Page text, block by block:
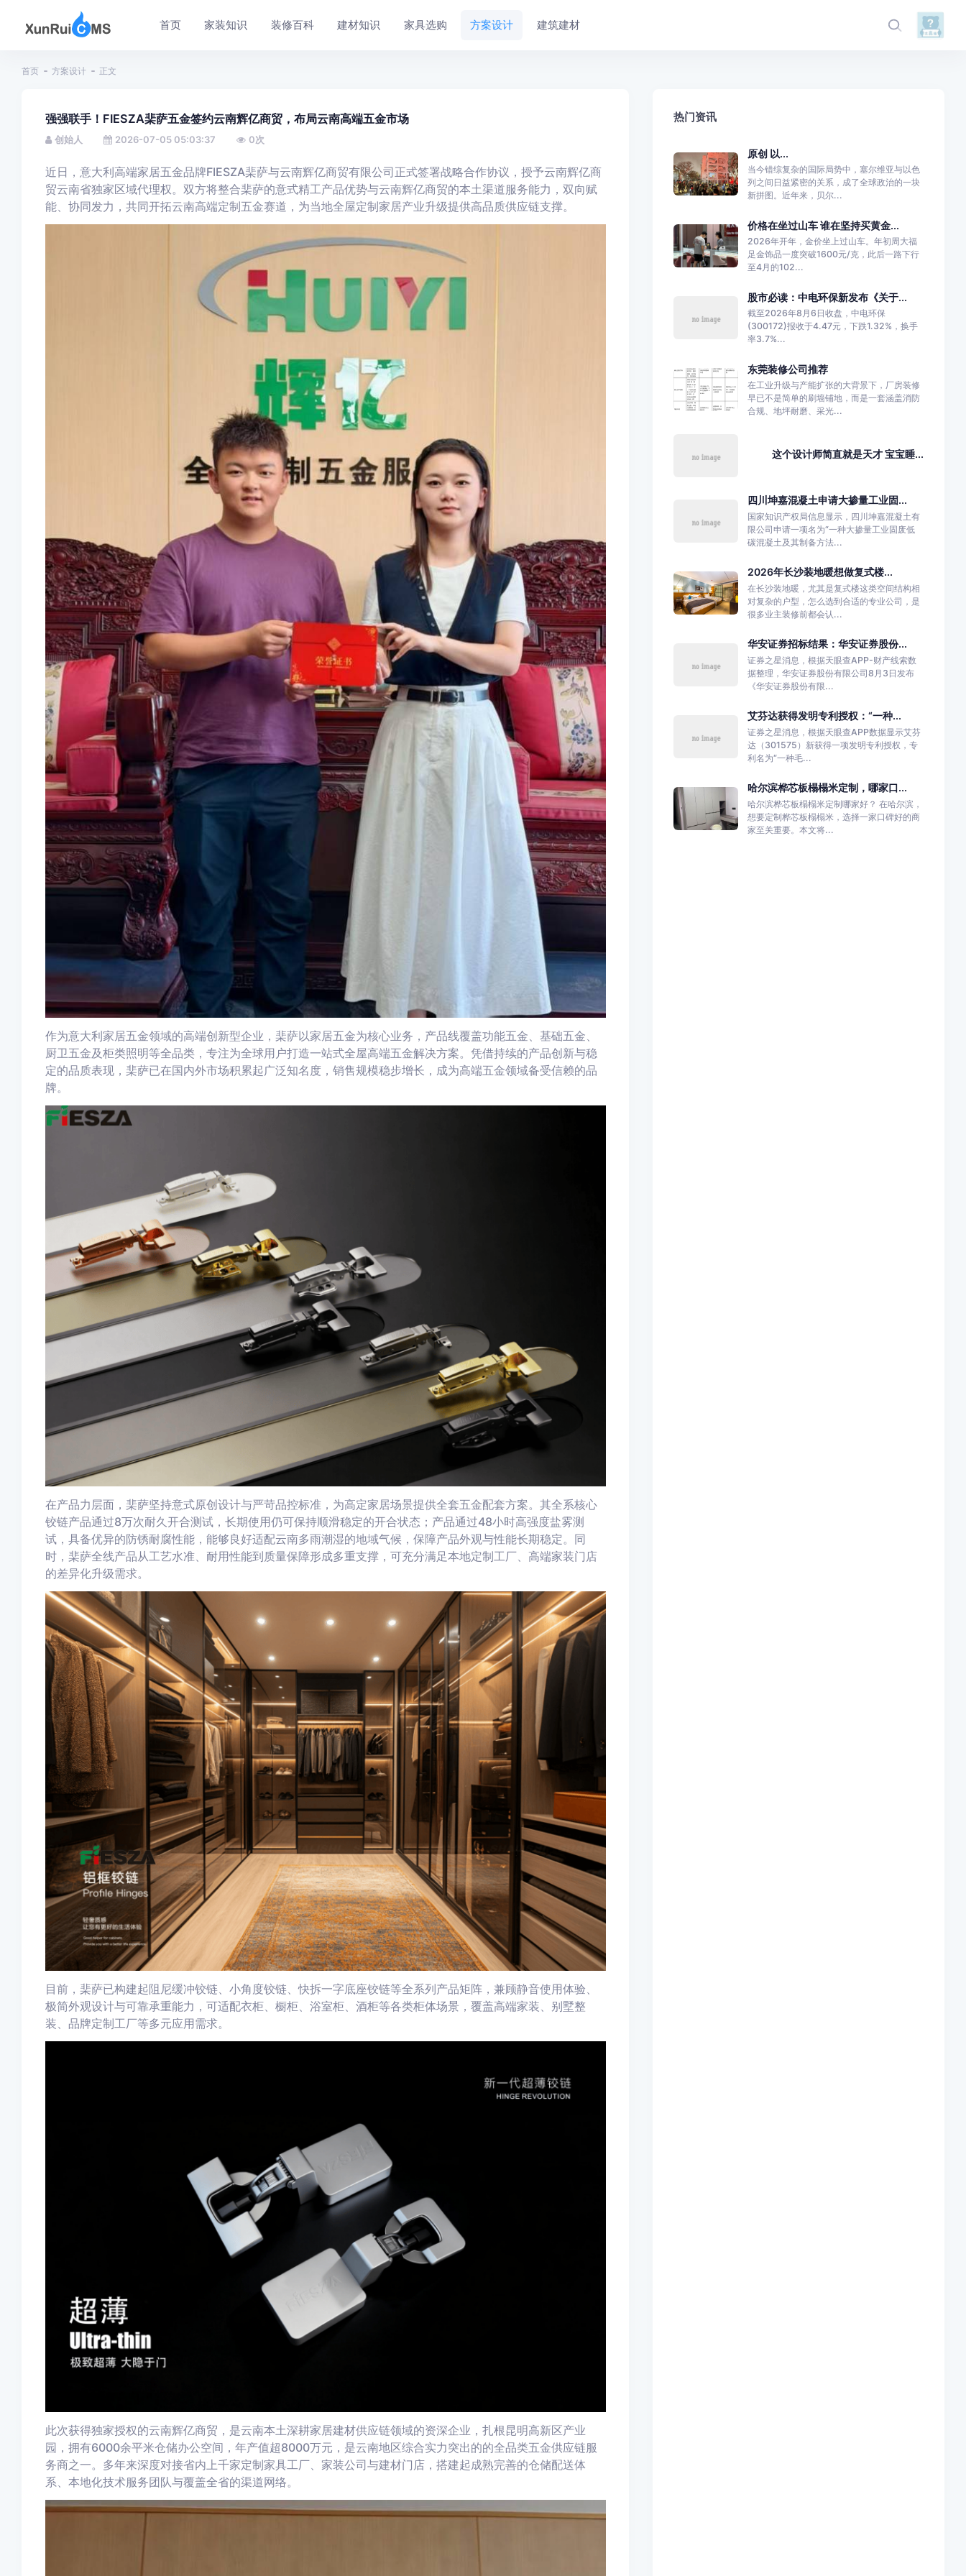
首页 家装知识 装修百科 建材知识 家具选购 方案设计 建筑建材
首页 方案设计 正文
强强联手！FIESZA棐萨五金签约云南辉亿商贸，布局云南高端五金市场
创始人 2026-07-05 05:03:37 0次
近日，意大利高端家居五金品牌FIESZA棐萨与云南辉亿商贸有限公司正式签署战略合作协议，授予云南辉亿商
贸云南省独家区域代理权。双方将整合棐萨的意式精工产品优势与云南辉亿商贸的本土渠道服务能力，双向赋
能、协同发力，共同开拓云南高端定制五金赛道，为当地全屋定制家居产业升级提供高品质供应链支撑。
作为意大利家居五金领域的高端创新型企业，棐萨以家居五金为核心业务，产品线覆盖功能五金、基础五金、
厨卫五金及柜类照明等全品类，专注为全球用户打造一站式全屋高端五金解决方案。凭借持续的产品创新与稳
定的品质表现，棐萨已在国内外市场积累起广泛知名度，销售规模稳步增长，成为高端五金领域备受信赖的品
牌。
在产品力层面，棐萨坚持意式原创设计与严苛品控标准，为高定家居场景提供全套五金配套方案。其全系核心
铰链产品通过8万次耐久开合测试，长期使用仍可保持顺滑稳定的开合状态；产品通过48小时高强度盐雾测
试，具备优异的防锈耐腐性能，能够良好适配云南多雨潮湿的地域气候，保障产品外观与性能长期稳定。同
时，棐萨全线产品从工艺水准、耐用性能到质量保障形成多重支撑，可充分满足本地定制工厂、高端家装门店
的差异化升级需求。
目前，棐萨已构建起阻尼缓冲铰链、小角度铰链、快拆一字底座铰链等全系列产品矩阵，兼顾静音使用体验、
极简外观设计与可靠承重能力，可适配衣柜、橱柜、浴室柜、酒柜等各类柜体场景，覆盖高端家装、别墅整
装、品牌定制工厂等多元应用需求。
此次获得独家授权的云南辉亿商贸，是云南本土深耕家居建材供应链领域的资深企业，扎根昆明高新区产业
园，拥有6000余平米仓储办公空间，年产值超8000万元，是云南地区综合实力突出的的全品类五金供应链服
务商之一。多年来深度对接省内上千家定制家具工厂、家装公司与建材门店，搭建起成熟完善的仓储配送体
系、本地化技术服务团队与覆盖全省的渠道网络。
热门资讯
原创 以...
当今错综复杂的国际局势中，塞尔维亚与以色
列之间日益紧密的关系，成了全球政治的一块
新拼图。近年来，贝尔...
价格在坐过山车 谁在坚持买黄金...
2026年开年，金价坐上过山车。年初周大福
足金饰品一度突破1600元/克，此后一路下行
至4月的102...
股市必读：中电环保新发布《关于...
截至2026年8月6日收盘，中电环保
(300172)报收于4.47元，下跌1.32%，换手
率3.7%...
东莞装修公司推荐
在工业升级与产能扩张的大背景下，厂房装修
早已不是简单的刷墙铺地，而是一套涵盖消防
合规、地坪耐磨、采光...
这个设计师简直就是天才 宝宝睡...
四川坤嘉混凝土申请大掺量工业固...
国家知识产权局信息显示，四川坤嘉混凝土有
限公司申请一项名为“一种大掺量工业固废低
碳混凝土及其制备方法...
2026年长沙装地暖想做复式楼...
在长沙装地暖，尤其是复式楼这类空间结构相
对复杂的户型，怎么选到合适的专业公司，是
很多业主装修前都会认...
华安证券招标结果：华安证券股份...
证券之星消息，根据天眼查APP-财产线索数
据整理，华安证券股份有限公司8月3日发布
《华安证券股份有限...
艾芬达获得发明专利授权：“一种...
证券之星消息，根据天眼查APP数据显示艾芬
达（301575）新获得一项发明专利授权，专
利名为“一种毛...
哈尔滨桦芯板榻榻米定制，哪家口...
哈尔滨桦芯板榻榻米定制哪家好？ 在哈尔滨，
想要定制桦芯板榻榻米，选择一家口碑好的商
家至关重要。本文将...